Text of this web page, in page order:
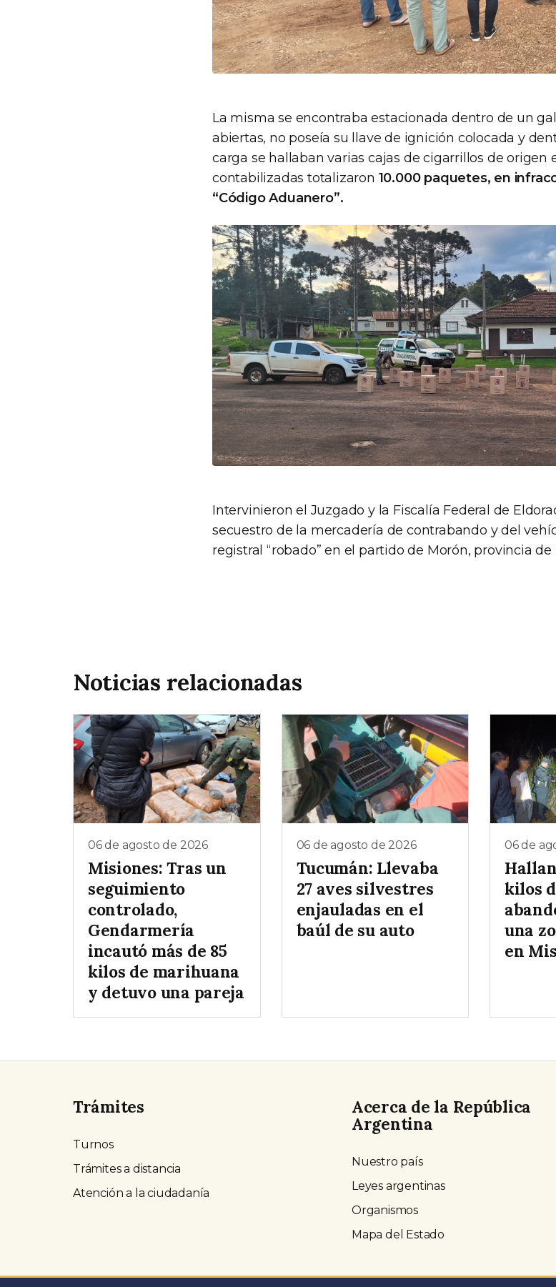
La misma se encontraba estacionada dentro de un
abiertas, no poseía su llave de ignición colocada y
carga se hallaban varias cajas de cigarrillos de origen
contabilizadas totalizaron 10.000 paquetes, en
“Código Aduanero”.
Intervinieron el Juzgado y la Fiscalía Federal de
secuestro de la mercadería de contrabando y del
registral “robado” en el partido de Morón, provincia de
Noticias relacionadas
06 de agosto de 2026
Misiones: Tras un
seguimiento
controlado,
Gendarmería
incautó más de 85
kilos de marihuana
y detuvo una pareja
06 de agosto de 2026
Tucumán: Llevaba
27 aves silvestres
enjauladas en el
baúl de su auto
06 de
kilos
una
en
Trámites
Turnos
Trámites a distancia
Atención a la ciudadanía
Acerca de la República
Argentina
Nuestro país
Leyes argentinas
Organismos
Mapa del Estado